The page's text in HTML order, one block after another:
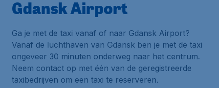
Gdansk Airport
Ga je met de taxi vanaf of naar Gdansk Airport?
Vanaf de luchthaven van Gdansk ben je met de taxi
ongeveer 30 minuten onderweg naar het centrum.
Neem contact op met één van de geregistreerde
taxibedrijven om een taxi te reserveren.